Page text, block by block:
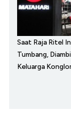
Saat Raja Ritel
Tumbang,
Keluarga